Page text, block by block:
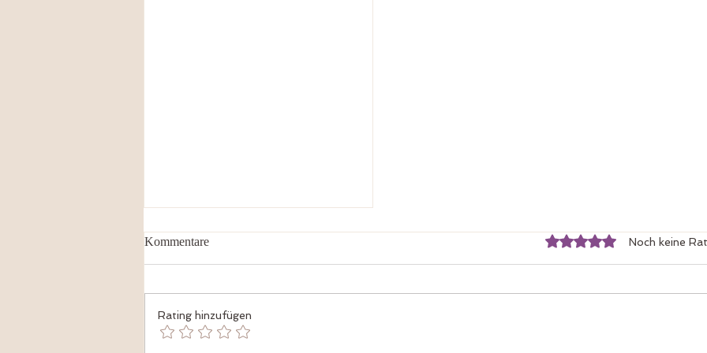
Kommentare Mit 0 von 5 Sternen bewertet.
Noch keine
Rating hinzufügen